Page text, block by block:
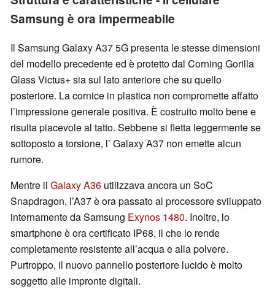
Samsung è ora impermeabile
Il Samsung Galaxy A37 5G presenta le stesse dimensioni
del modello precedente ed è protetto dal Corning Gorilla
Glass Victus+ sia sul lato anteriore che su quello
posteriore. La cornice in plastica non compromette affatto
l’impressione generale positiva. È costruito molto bene e
risulta piacevole al tatto. Sebbene si fletta leggermente se
sottoposto a torsione, l’ Galaxy A37 non emette alcun
rumore.
Mentre il Galaxy A36 utilizzava ancora un SoC
Snapdragon, l’A37 è ora passato al processore sviluppato
internamente da Samsung Exynos 1480. Inoltre, lo
smartphone è ora certificato IP68, il che lo rende
completamente resistente all’acqua e alla polvere.
Purtroppo, il nuovo pannello posteriore lucido è molto
soggetto alle impronte digitali.